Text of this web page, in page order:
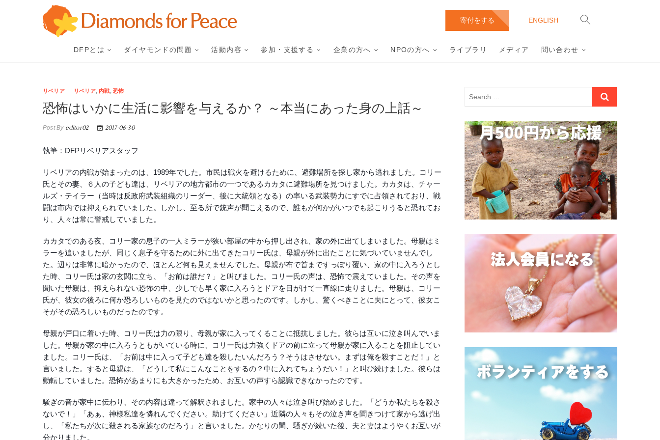
ダイヤモンド・フォー・ピース(DFP)
特定非営利活動法人ダイヤモンド・フォー・ピースは、すべてのダイヤモンドが人道・環境配慮の上、採掘・カット・製造されることが当た
寄付をする ENGLISH
DFPとは ダイヤモンドの問題 活動内容 参加・支援する 企業の方へ NPOの方へ ライブラリ メディア 問い合わせ
リベリア リベリア, 内戦,恐怖
恐怖はいかに生活に影響を与えるか？ ～本当にあった身の上話～
Post Byeditor02 2017-06-30
執筆：DFPリベリアスタッフ
リベリアの内戦が始まったのは、1989年でした。市民は戦火を避けるために、避難場所を探し家から逃れました。コリー
氏とその妻、６人の子ども達は、リベリアの地方都市の一つであるカカタに避難場所を見つけました。カカタは、チャー
ルズ・テイラー（当時は反政府武装組織のリーダー、後に大統領となる）の率いる武装勢力にすでに占領されており、戦
闘は市内では抑えられていました。しかし、至る所で銃声が聞こえるので、誰もが何かがいつでも起こりうると恐れてお
り、人々は常に警戒していました。
カカタでのある夜、コリー家の息子の一人ミラーが狭い部屋の中から押し出され、家の外に出てしまいました。母親はミ
ラーを追いましたが、同じく息子を守るために外に出てきたコリー氏は、母親が外に出たことに気づいていませんでし
た。辺りは非常に暗かったので、ほとんど何も見えませんでした。母親が布で首まですっぽり覆い、家の中に入ろうとし
た時、コリー氏は家の玄関に立ち、「お前は誰だ？」と叫びました。コリー氏の声は、恐怖で震えていました。その声を
聞いた母親は、抑えられない恐怖の中、少しでも早く家に入ろうとドアを目がけて一直線に走りました。母親は、コリー
氏が、彼女の後ろに何か恐ろしいものを見たのではないかと思ったのです。しかし、驚くべきことに夫にとって、彼女こ
そがその恐ろしいものだったのです。
母親が戸口に着いた時、コリー氏は力の限り、母親が家に入ってくることに抵抗しました。彼らは互いに泣き叫んでいま
した。母親が家の中に入ろうともがいている時に、コリー氏は力強くドアの前に立って母親が家に入ることを阻止してい
ました。コリー氏は、「お前は中に入って子ども達を殺したいんだろう？そうはさせない。まずは俺を殺すことだ！」と
言いました。すると母親は、「どうして私にこんなことをするの？中に入れてちょうだい！」と叫び続けました。彼らは
動転していました。恐怖があまりにも大きかったため、お互いの声すら認識できなかったのです。
騒ぎの音が家中に伝わり、その内容は違って解釈されました。家中の人々は泣き叫び始めました。「どうか私たちを殺さ
ないで！」「あぁ、神様私達を憐れんでください。助けてください」近隣の人々もその泣き声を聞きつけて家から逃げ出
し、「私たちが次に殺される家族なのだろう」と言いました。かなりの間、騒ぎが続いた後、夫と妻はようやくお互いが
分かりました。